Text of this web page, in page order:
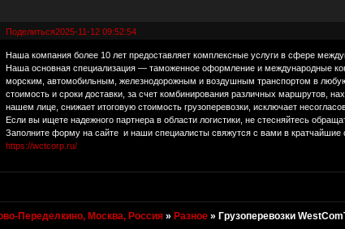
Поделиться2025-11-12 09:52:54
Наша компания более 10 лет предоставляет комплексные услуги в сфере
Наша основная специализация — таможенное оформление и международные
морским, автомобильным, железнодорожным и воздушным транспортом в
стоимость и сроки доставки, за счет комбинирования различных маршрутов,
нашем лице, снижает итоговую стоимость грузоперевозки, исключает
Если вы ищете надежного партнера в области логистики, не стесняйтесь
Заполните форму на сайте и наши специалисты свяжутся с вами в кратчайшие
https://wctcorp.ru/
Переделкино, Москва, Россия »Разное »Грузоперевозки